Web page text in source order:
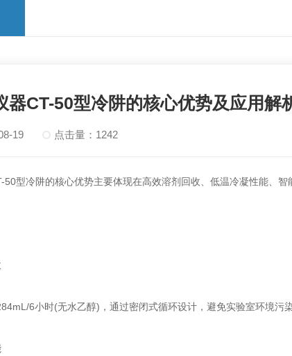
器CT-50型冷阱的核心优势及应用解
19 点击量：1242
冷阱的核心优势主要体现在高效溶剂回收、低温冷凝性能、智
6小时(无水乙醇)，通过密闭式循环设计，避免实验室环境污